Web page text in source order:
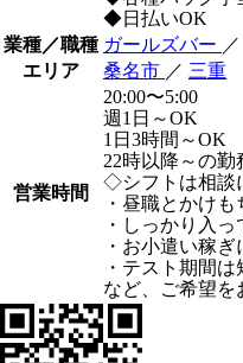
◆日払いOK
業種／職種 ガールズバー
エリア
桑名市 ／ 三重
営業時間
20:00〜5:00
週1日～OK
1日3時間～OK
22時以降～の勤
◇シフトは相談
・昼職とかけも
・しっかり入
・お小遣い稼
・テスト期間
など、ご希望